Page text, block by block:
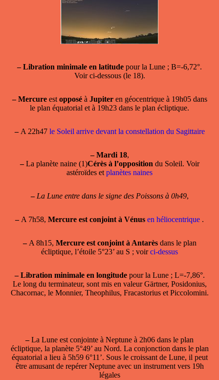
– Libration minimale en latitude pour la Lune ; B=-6,72°.
Voir ci-dessous (le 18).
– Mercure est opposé à Jupiter en géocentrique à 19h05 dans
le plan équatorial et à 19h23 dans le plan écliptique.
–A 22h47 le Soleil arrive devant la constellation du Sagittaire
– Mardi 18,
–La planète naine (1)Cérès à l’opposition du Soleil. Voir
astéroïdes et planètes naines
– La Lune entre dans le signe des Poissons à 0h49,
–A 7h58, Mercure est conjoint à Vénus en héliocentrique .
–A 8h15, Mercure est conjoint à Antarèsdans le plan
écliptique, l’étoile 5°23’ au S ; voirci-dessus
– Libration minimale en longitudepour la Lune ; L=-7,86°.
Le long du terminateur, sont mis en valeur Gärtner, Posidonius,
Chacornac, le Monnier, Theophilus, Fracastorius et Piccolomini.
– La Lune est conjointe à Neptune à 2h06 dans le plan
écliptique, la planète 5°49’ au Nord. La conjonction dans le plan
équatorial a lieu à 5h59 6°11’. Sous le croissant de Lune, il peut
être amusant de repérer Neptune avec un instrument vers 19h
légales